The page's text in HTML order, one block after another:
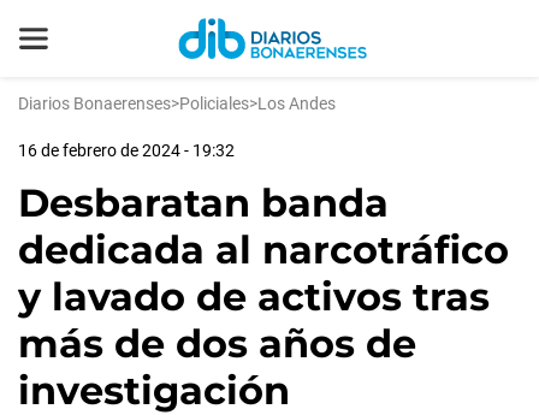
Diarios Bonaerenses>Policiales>Los Andes
16 de febrero de 2024 - 19:32
Desbaratan banda
dedicada al narcotráfico
y lavado de activos tras
más de dos años de
investigación